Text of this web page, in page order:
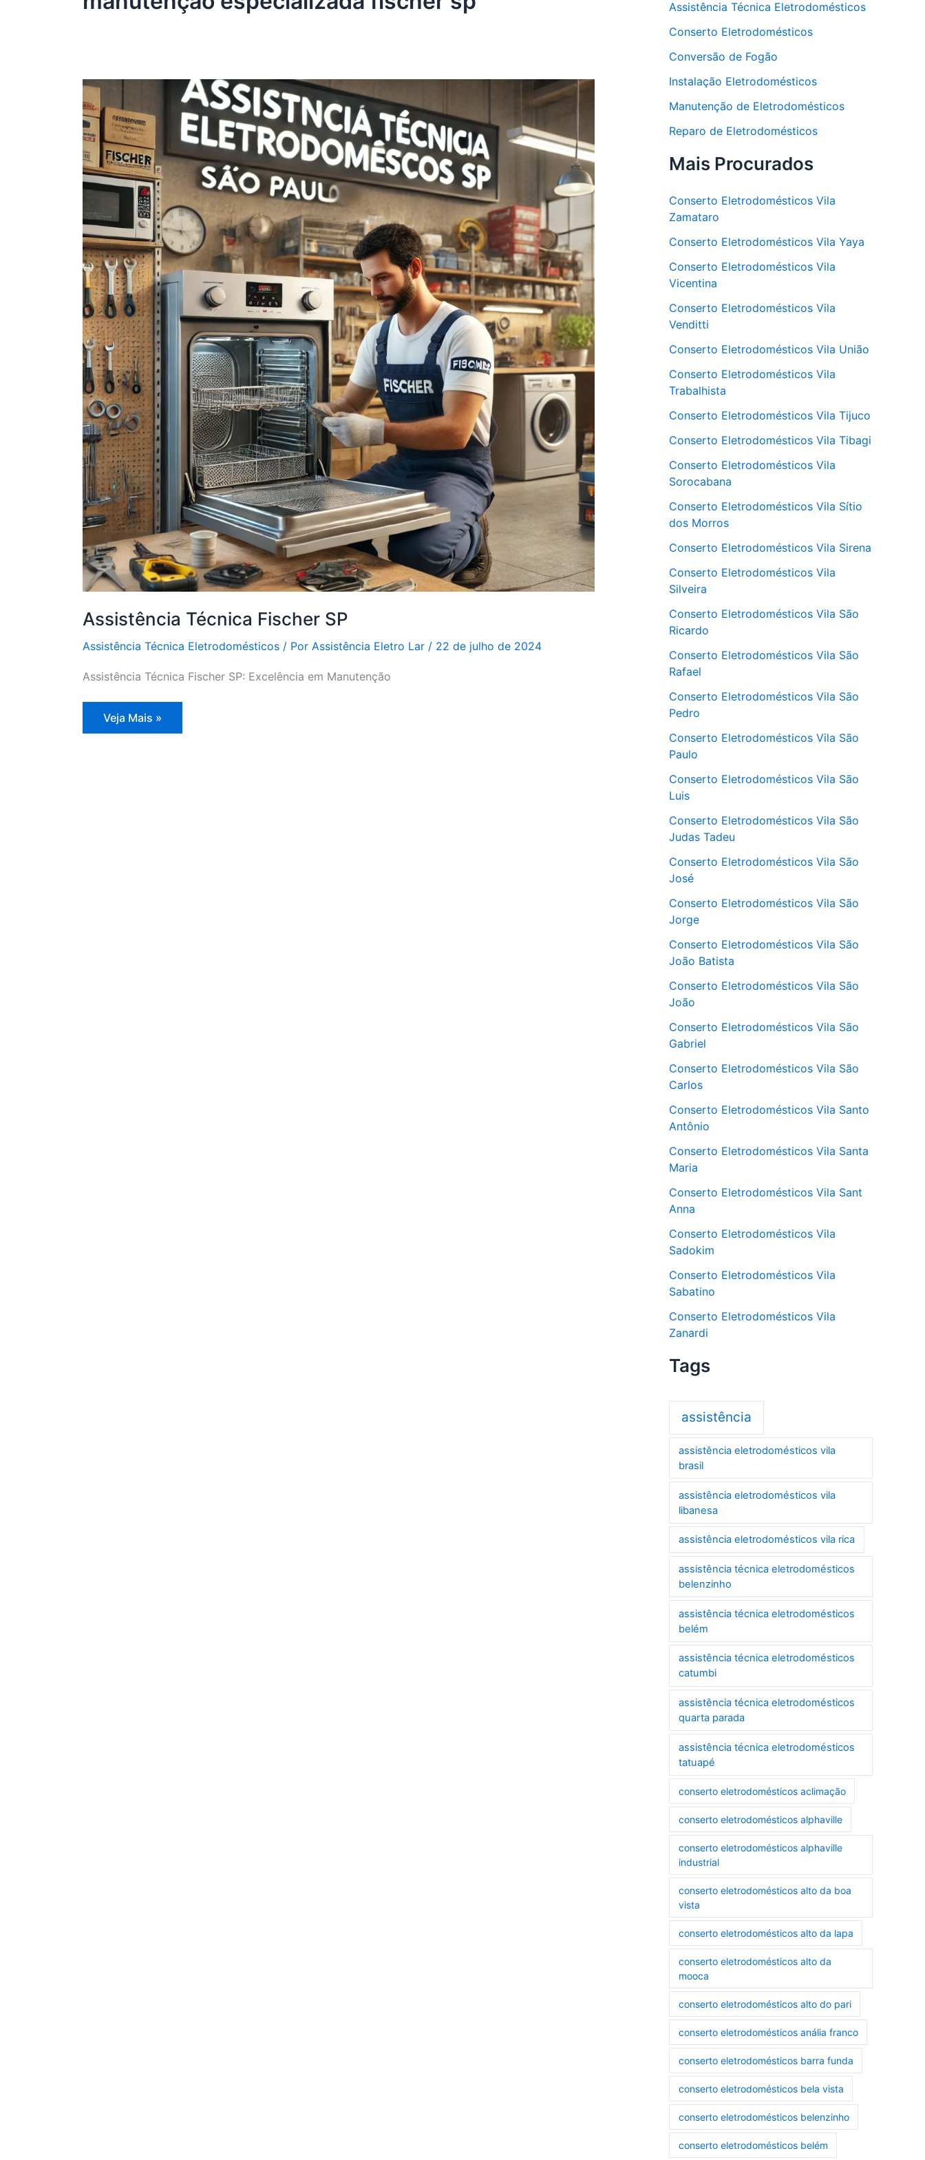
Assistência Técnica Fischer SP
Assistência Técnica Eletrodomésticos / Por Assistência Eletro Lar / 22 de julho de 2024
Assistência Técnica Fischer SP: Excelência em Manutenção
Assistência
Técnica
Veja Mais »
Assistência Técnica Eletrodomésticos
Conserto Eletrodomésticos
Conversão de Fogão
Instalação Eletrodomésticos
Manutenção de Eletrodomésticos
Reparo de Eletrodomésticos
Mais Procurados
Conserto Eletrodomésticos Vila
Zamataro
Conserto Eletrodomésticos Vila Yaya
Conserto Eletrodomésticos Vila
Vicentina
Conserto Eletrodomésticos Vila
Venditti
Conserto Eletrodomésticos Vila União
Conserto Eletrodomésticos Vila
Trabalhista
Conserto Eletrodomésticos Vila Tijuco
Conserto Eletrodomésticos Vila Tibagi
Conserto Eletrodomésticos Vila
Sorocabana
Conserto Eletrodomésticos Vila Sítio
dos Morros
Conserto Eletrodomésticos Vila Sirena
Conserto Eletrodomésticos Vila
Silveira
Conserto Eletrodomésticos Vila São
Ricardo
Conserto Eletrodomésticos Vila São
Rafael
Conserto Eletrodomésticos Vila São
Pedro
Conserto Eletrodomésticos Vila São
Paulo
Conserto Eletrodomésticos Vila São
Luis
Conserto Eletrodomésticos Vila São
Judas Tadeu
Conserto Eletrodomésticos Vila São
José
Conserto Eletrodomésticos Vila São
Jorge
Conserto Eletrodomésticos Vila São
João Batista
Conserto Eletrodomésticos Vila São
João
Conserto Eletrodomésticos Vila São
Gabriel
Conserto Eletrodomésticos Vila São
Carlos
Conserto Eletrodomésticos Vila Santo
Antônio
Conserto Eletrodomésticos Vila Santa
Maria
Conserto Eletrodomésticos Vila Sant
Anna
Conserto Eletrodomésticos Vila
Sadokim
Conserto Eletrodomésticos Vila
Sabatino
Conserto Eletrodomésticos Vila
Zanardi
Tags
assistência
assistência eletrodomésticos vila
brasil
assistência eletrodomésticos vila
libanesa
assistência eletrodomésticos vila rica
assistência técnica eletrodomésticos
belenzinho
assistência técnica eletrodomésticos
belém
assistência técnica eletrodomésticos
catumbi
assistência técnica eletrodomésticos
quarta parada
assistência técnica eletrodomésticos
tatuapé
conserto eletrodomésticos aclimação
conserto eletrodomésticos alphaville
conserto eletrodomésticos alphaville
industrial
conserto eletrodomésticos alto da boa
vista
conserto eletrodomésticos alto da lapa
conserto eletrodomésticos alto da
mooca
conserto eletrodomésticos alto do pari
conserto eletrodomésticos anália franco
conserto eletrodomésticos barra funda
conserto eletrodomésticos bela vista
conserto eletrodomésticos belenzinho
conserto eletrodomésticos belém